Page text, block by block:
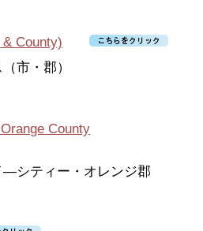
County)
市・郡）
County
―シティー・オレンジ郡